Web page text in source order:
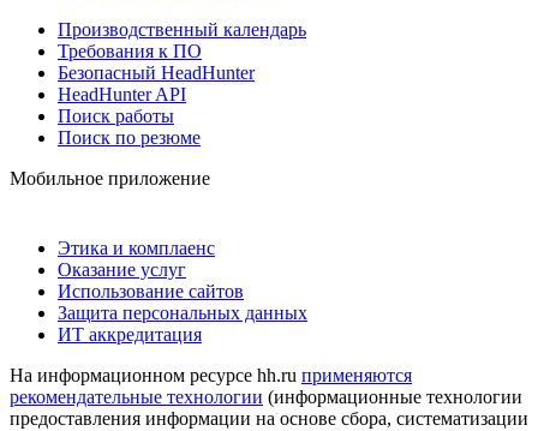
Производственный календарь
Требования к ПО
Безопасный HeadHunter
HeadHunter API
Поиск работы
Поиск по резюме
Мобильное приложение
Этика и комплаенс
Оказание услуг
Использование сайтов
Защита персональных данных
ИТ аккредитация
На информационном ресурсе hh.ru применяются
рекомендательные технологии (информационные технологии
предоставления информации на основе сбора, систематизации